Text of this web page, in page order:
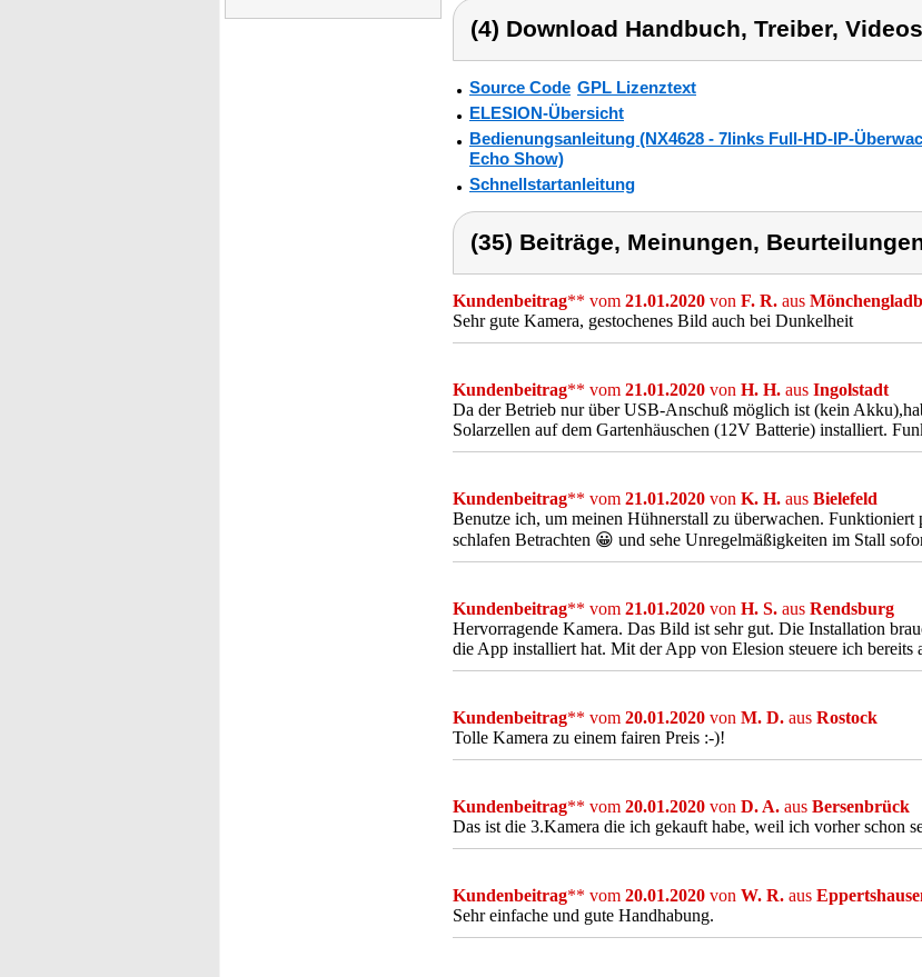
(4) Download Handbuch, Treiber,
Source Code GPL Lizenztext
ELESION-Übersicht
Bedienungsanleitung (NX4628 - 7links Full-HD-IP-
Echo Show)
Schnellstartanleitung
(35) Beiträge, Meinungen,
Kundenbeitrag** vom 21.01.2020 von F. R. aus
Sehr gute Kamera, gestochenes Bild auch bei Dunkelheit
Kundenbeitrag** vom 21.01.2020 von H. H. aus Ingolstadt
Da der Betrieb nur über USB-Anschuß möglich ist (kein
Solarzellen auf dem Gartenhäuschen (12V Batterie) installiert.
Kundenbeitrag** vom 21.01.2020 von K. H. aus Bielefeld
Benutze ich, um meinen Hühnerstall zu überwachen.
schlafen Betrachten 😀 und sehe Unregelmäßigkeiten im Stall
Kundenbeitrag** vom 21.01.2020 von H. S. aus Rendsburg
Hervorragende Kamera. Das Bild ist sehr gut. Die Installation
die App installiert hat. Mit der App von Elesion steuere ich bereits
Kundenbeitrag** vom 20.01.2020 von M. D. aus Rostock
Tolle Kamera zu einem fairen Preis :-)!
Kundenbeitrag** vom 20.01.2020 von D. A. aus Bersenbrück
Das ist die 3.Kamera die ich gekauft habe, weil ich vorher schon
Kundenbeitrag** vom 20.01.2020 von W. R. aus
Sehr einfache und gute Handhabung.